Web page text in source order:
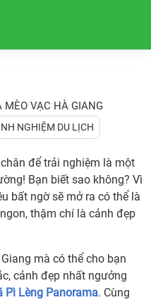
MÈO VẠC HÀ GIANG
NGHIỆM DU LỊCH
để trải nghiệm là một
Bạn biết sao không? Vì
bất ngờ sẽ mở ra có thể là
thậm chí là cảnh đẹp
mà có thể cho bạn
cảnh đẹp nhất ngưởng
Pì Lèng Panorama. Cùng